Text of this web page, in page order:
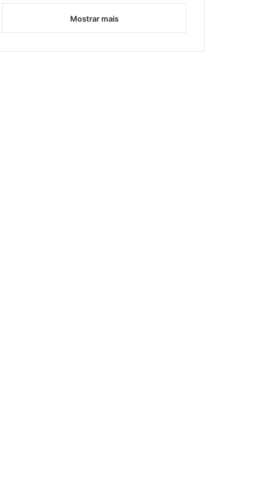
Mostrar mais